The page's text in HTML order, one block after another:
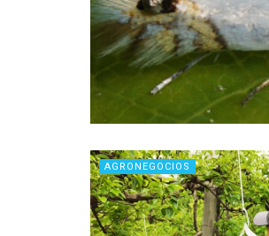
AGRONEGOCIOS